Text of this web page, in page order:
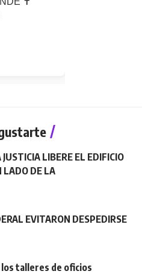
LIBERE EL EDIFICIO
LADO DE LA
EVITARON DESPEDIRSE
talleres de oficios